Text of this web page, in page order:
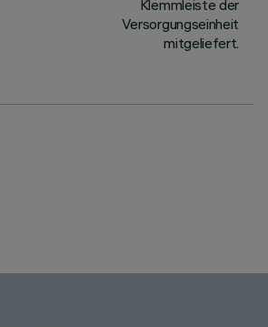
Klemmleiste der
Versorgungseinheit
mitgeliefert.